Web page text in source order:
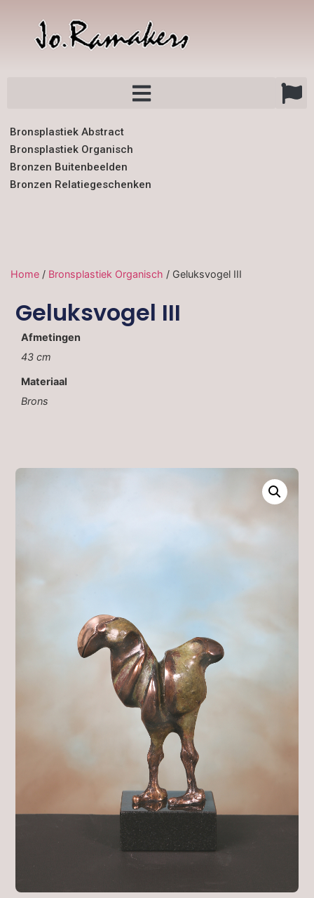
Bronsplastiek Abstract
Bronsplastiek Organisch
Bronzen Buitenbeelden
Bronzen Relatiegeschenken
Home / Bronsplastiek Organisch / Geluksvogel III
Geluksvogel III
Afmetingen
43 cm
Materiaal
Brons